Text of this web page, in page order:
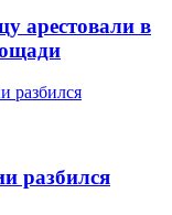
арестовали в
разбился